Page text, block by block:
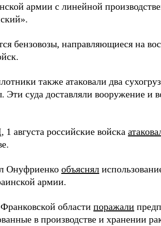
армии с линейной
бензовозы, направляющиеся на
также атаковали два
Эти суда доставляли вооружение и
августа российские войска
Онуфриенко объяснял
армии.
области поражали
в производстве и хранении